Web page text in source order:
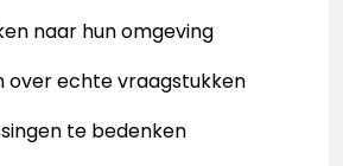
naar hun omgeving
over echte vraagstukken
te bedenken